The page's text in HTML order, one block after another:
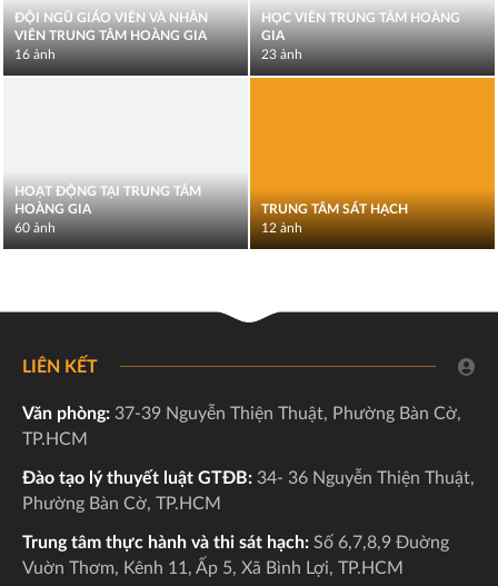
ĐỘI NGŨ GIÁO VIÊN VÀ NHÂN
VIÊN TRUNG TÂM HOÀNG GIA
16 ảnh
HỌC VIÊN TRUNG TÂM HOÀNG
GIA
23 ảnh
HOẠT ĐỘNG TẠI TRUNG TÂM
HOÀNG GIA
60 ảnh
TRUNG TÂM SÁT HẠCH
12 ảnh
LIÊN KẾT
Văn phòng: 37-39 Nguyễn Thiện Thuật, Phường Bàn Cờ,
TP.HCM
Đào tạo lý thuyết luật GTĐB: 34- 36 Nguyễn Thiện Thuật,
Phường Bàn Cờ, TP.HCM
Trung tâm thực hành và thi sát hạch: Số 6,7,8,9 Đuờng
Vuờn Thơm, Kênh 11, Ấp 5, Xã Bình Lợi, TP.HCM